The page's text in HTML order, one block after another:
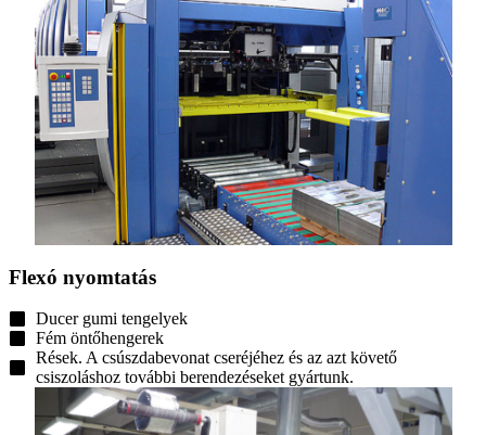
Flexó nyomtatás
Ducer gumi tengelyek
Fém öntőhengerek
Rések. A csúszdabevonat cseréjéhez és az azt követő
csiszoláshoz további berendezéseket gyártunk.